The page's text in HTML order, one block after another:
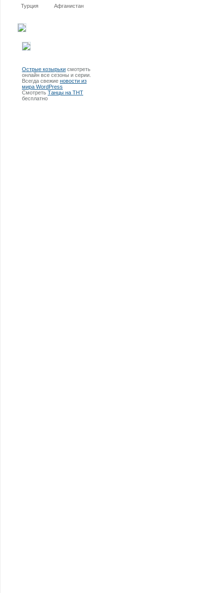
Турция Афганистан
Острые козырьки смотреть
онлайн все сезоны и серии.
Всегда свежие новости из
мира WordPress
Смотреть Танцы на ТНТ
бесплатно